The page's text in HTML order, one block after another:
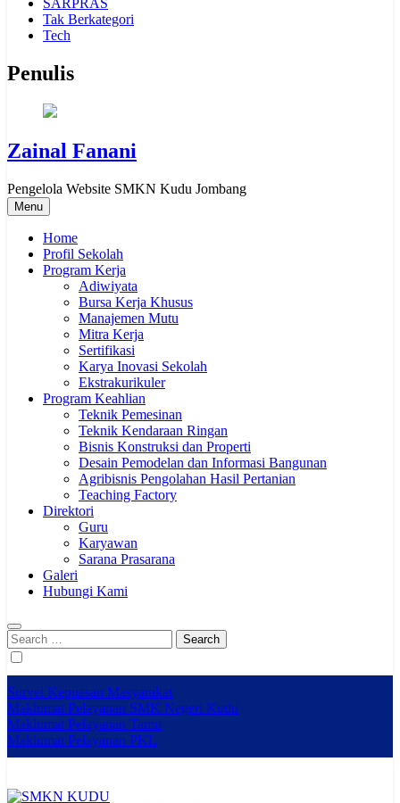
SARPRAS
Tak Berkategori
Tech
Penulis
Zainal Fanani
Pengelola Website SMKN Kudu Jombang
Menu
Home
Profil Sekolah
Program Kerja
Adiwiyata
Bursa Kerja Khusus
Manajemen Mutu
Mitra Kerja
Sertifikasi
Karya Inovasi Sekolah
Ekstrakurikuler
Program Keahlian
Teknik Pemesinan
Teknik Kendaraan Ringan
Bisnis Konstruksi dan Properti
Desain Pemodelan dan Informasi Bangunan
Agribisnis Pengolahan Hasil Pertanian
Teaching Factory
Direktori
Guru
Karyawan
Sarana Prasarana
Galeri
Hubungi Kami
Search
for:
Survei Kepuasan Masyarakat
Maklumat Pelayanan SMK Negeri Kudu
Maklumat Pelayanan Tamu
Maklumat Pelayanan PKL